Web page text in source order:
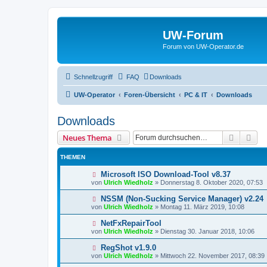
UW-Forum
Forum von UW-Operator.de
Schnellzugriff FAQ Downloads
UW-Operator Foren-Übersicht PC & IT Downloads
Downloads
Neues Thema Suche
THEMEN
Microsoft ISO Download-Tool v8.37
von Ulrich Wiedholz » Donnerstag 8. Oktober 2020, 07:53
NSSM (Non-Sucking Service Manager) v2.24
von Ulrich Wiedholz » Montag 11. März 2019, 10:08
NetFxRepairTool
von Ulrich Wiedholz » Dienstag 30. Januar 2018, 10:06
RegShot v1.9.0
von Ulrich Wiedholz » Mittwoch 22. November 2017, 08:39